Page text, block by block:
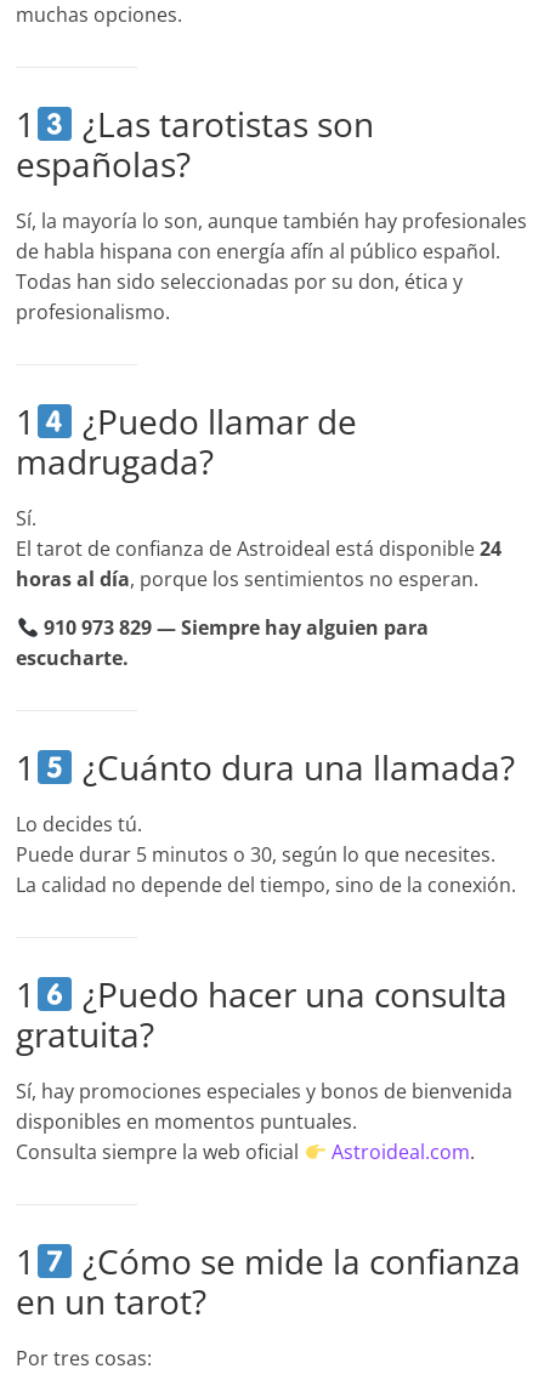
muchas opciones.
1
¿Las tarotistas son
españolas?
Sí, la mayoría lo son, aunque también hay profesionales
de habla hispana con energía afín al público español.
Todas han sido seleccionadas por su don, ética y
profesionalismo.
1
¿Puedo llamar de
madrugada?
Sí.
El tarot de confianza de Astroideal está disponible24
horas al día, porque los sentimientos no esperan.
910 973 829 — Siempre hay alguien para
escucharte.
1 ¿Cuánto dura una llamada?
Lo decides tú.
Puede durar 5 minutos o 30, según lo que necesites.
La calidad no depende del tiempo, sino de la conexión.
1
¿Puedo hacer una consulta
gratuita?
Sí, hay promociones especiales y bonos de bienvenida
disponibles en momentos puntuales.
Consulta siempre la web oficial
Astroideal.com.
1
¿Cómo se mide la confianza
en un tarot?
Por tres cosas: